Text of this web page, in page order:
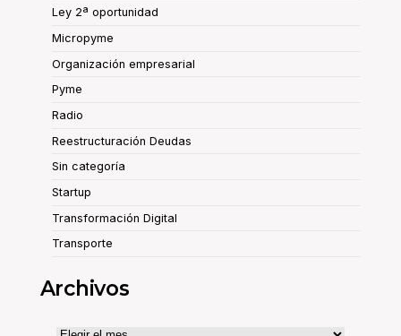
Ley 2ª oportunidad
Micropyme
Organización empresarial
Pyme
Radio
Reestructuración Deudas
Sin categoría
Startup
Transformación Digital
Transporte
Archivos